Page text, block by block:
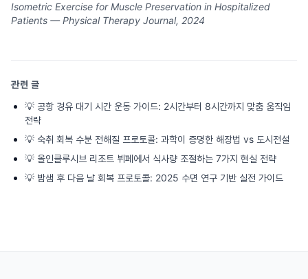
Isometric Exercise for Muscle Preservation in Hospitalized
Patients — Physical Therapy Journal, 2024
관련 글
💡 공항 경유 대기 시간 운동 가이드: 2시간부터 8시간까지 맞춤 움직임
전략
💡 숙취 회복 수분 전해질 프로토콜: 과학이 증명한 해장법 vs 도시전설
💡 올인클루시브 리조트 뷔페에서 식사량 조절하는 7가지 현실 전략
💡 밤샘 후 다음 날 회복 프로토콜: 2025 수면 연구 기반 실전 가이드